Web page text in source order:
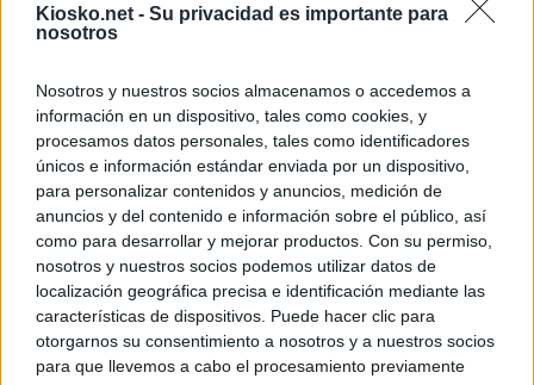
Kiosko.net - Su privacidad es importante para
nosotros
Nosotros y nuestros socios almacenamos o accedemos a
información en un dispositivo, tales como cookies, y
procesamos datos personales, tales como identificadores
únicos e información estándar enviada por un dispositivo,
para personalizar contenidos y anuncios, medición de
anuncios y del contenido e información sobre el público, así
como para desarrollar y mejorar productos. Con su permiso,
nosotros y nuestros socios podemos utilizar datos de
localización geográfica precisa e identificación mediante las
características de dispositivos. Puede hacer clic para
otorgarnos su consentimiento a nosotros y a nuestros socios
para que llevemos a cabo el procesamiento previamente